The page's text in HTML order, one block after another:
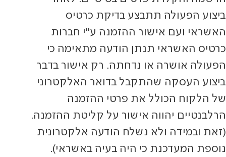
ביצוע הפעולה תתבצע בדיקת כרטיס
האשראי ועם אישור ההזמנה ע"י חברות
כרטיס האשראי תנתן הודעה מתאימה כי
הפעולה אושרה או נדחתה. רק אישור בדבר
ביצוע העסקה שהתקבל בדואר האלקטרוני
של הלקוח הכולל את פרטי ההזמנה
הרלבנטיים יהווה אישור על קליטת ההזמנה.
(זאת ובמידה ולא נשלח הודעה אלקטרונית
נוספת המעדכנת כי היה בעיה באשראי).